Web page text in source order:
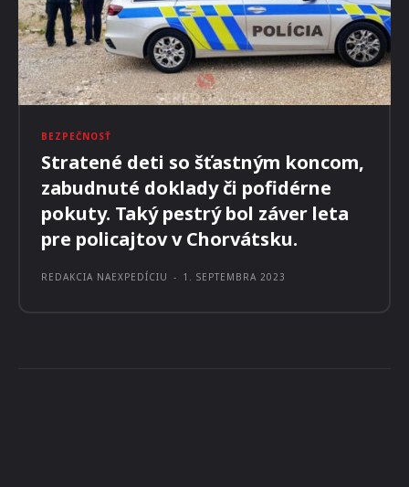
BEZPEČNOSŤ
Stratené deti so šťastným koncom,
zabudnuté doklady či pofidérne
pokuty. Taký pestrý bol záver leta
pre policajtov v Chorvátsku.
REDAKCIA NAEXPEDÍCIU - 1. SEPTEMBRA 2023